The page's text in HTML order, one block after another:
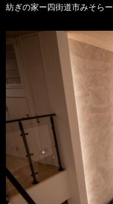
紡ぎの家ー四街道市みそらー